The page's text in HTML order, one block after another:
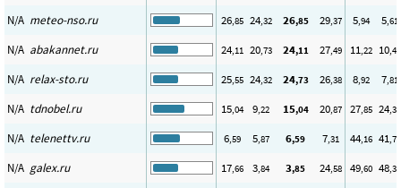
N/A meteo-nso.ru 26,85 24,32 26,85 29,37 5,94 5,61
N/A abakannet.ru 24,11 20,73 24,11 27,49 11,22 10,47
N/A relax-sto.ru 25,55 24,32 24,73 26,38 8,92 7,81
N/A tdnobel.ru 15,04 9,22 15,04 20,87 27,85 24,38
N/A telenettv.ru 6,59 5,87 6,59 7,31 44,16 41,70
N/A galex.ru 17,66 3,84 3,85 24,58 49,60 48,31